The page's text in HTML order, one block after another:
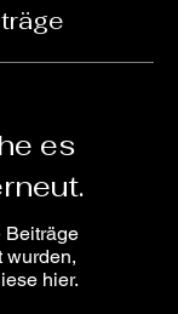
es
Beiträge
wurden,
hier.